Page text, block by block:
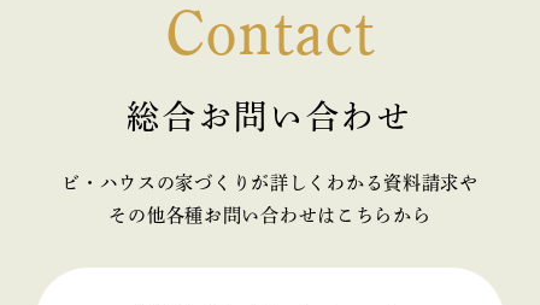
Contact
総合お問い合わせ
ビ・ハウスの家づくりが詳しくわかる資料請求や
その他各種お問い合わせはこちらから